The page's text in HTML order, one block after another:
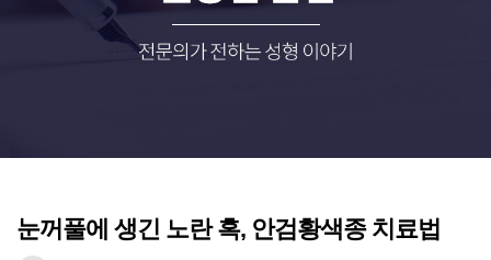
눈꺼풀에 생긴 노란 혹, 안검황색종 치료법